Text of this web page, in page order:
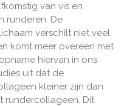
van vis en
runderen. De
verschilt niet veel
komt meer overeen met
hiervan in ons
uit dat de
kleiner zijn dan
rundercollageen. Dit